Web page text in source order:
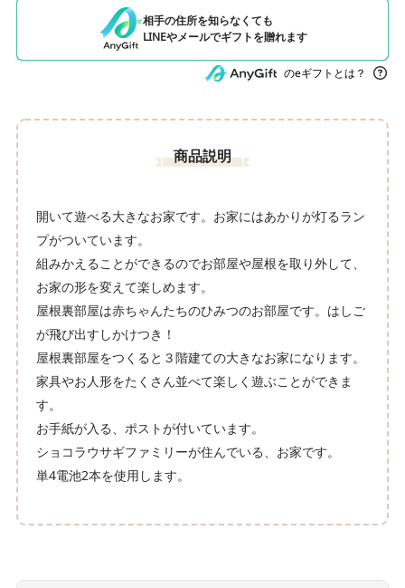
相手の住所を知らなくても
LINEやメールでギフトを贈れます
のeギフトとは？
商品説明
開いて遊べる大きなお家です。お家にはあかりが灯るラン
プがついています。
組みかえることができるのでお部屋や屋根を取り外して、
お家の形を変えて楽しめます。
屋根裏部屋は赤ちゃんたちのひみつのお部屋です。はしご
が飛び出すしかけつき！
屋根裏部屋をつくると３階建ての大きなお家になります。
家具やお人形をたくさん並べて楽しく遊ぶことができま
す。
お手紙が入る、ポストが付いています。
ショコラウサギファミリーが住んでいる、お家です。
単4電池2本を使用します。